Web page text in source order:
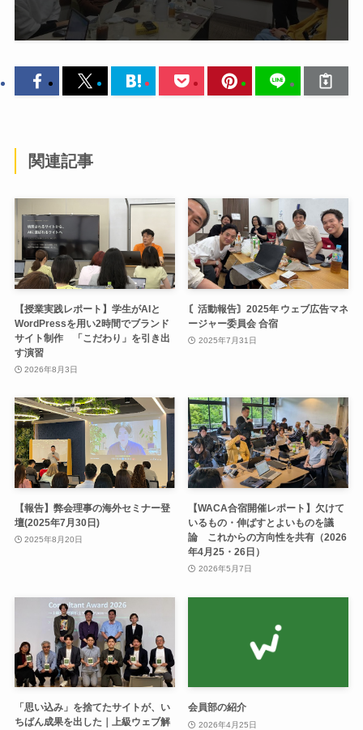
関連記事
【授業実践レポート】学生がAIと
WordPressを用い2時間でブランド
サイト制作 「こだわり」を引き出
す演習
2026年8月3日
〘活動報告〙2025年 ウェブ広告マネ
ージャー委員会 合宿
2025年7月31日
【報告】弊会理事の海外セミナー登
壇(2025年7月30日)
2025年8月20日
【WACA合宿開催レポート】欠けて
いるもの・伸ばすとよいものを議
論 これからの方向性を共有（2026
年4月25・26日）
2026年5月7日
「思い込み」を捨てたサイトが、い
ちばん成果を出した｜上級ウェブ解
会員部の紹介
2026年4月25日